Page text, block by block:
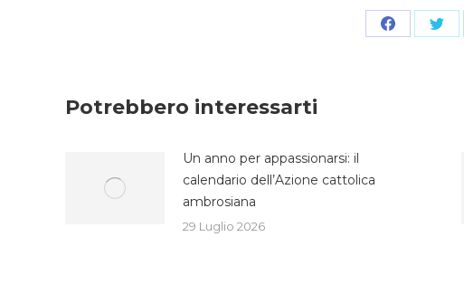
Condividi
Potrebbero interessarti
Un anno per appassionarsi: il
calendario dell’Azione cattolica
ambrosiana
29 Luglio 2026